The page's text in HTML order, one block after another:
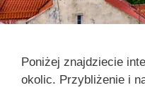
Poniżej znajdziecie
okolic. Przybliżenie i